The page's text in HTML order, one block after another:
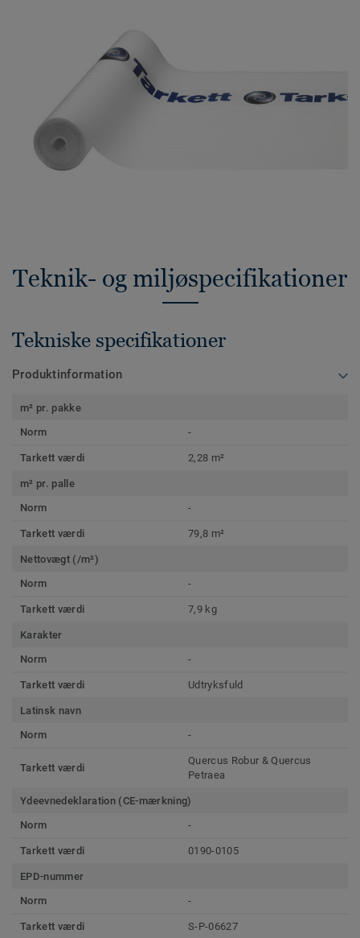
Teknik- og miljøspecifikationer
Tekniske specifikationer
Produktinformation
m² pr. pakke
Norm
-
Tarkett værdi 2,28 m²
m² pr. palle
Norm
-
Tarkett værdi 79,8 m²
Nettovægt (/m²)
Norm
-
Tarkett værdi 7,9 kg
Karakter
Norm
-
Tarkett værdi Udtryksfuld
Latinsk navn
Norm
-
Tarkett værdi
Quercus Robur & Quercus
Petraea
Ydeevnedeklaration (CE-mærkning)
Norm
-
Tarkett værdi 0190-0105
EPD-nummer
Norm
-
Tarkett værdi S-P-06627